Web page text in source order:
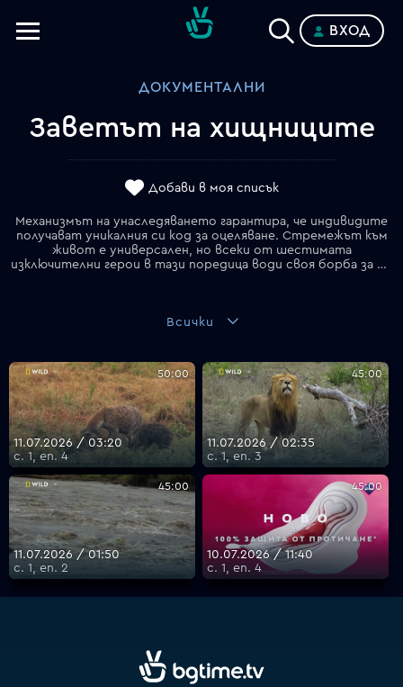
VOYO
ВХОД
ДОКУМЕНТАЛНИ
Заветът на хищниците
Добави в моя списък
Механизмът на унаследяването гарантира, че индивидите
получават уникалния си код за оцеляване. Стремежът към
живот е универсален, но всеки от шестимата
изключителни герои в тази поредица води своя борба за продължаване на рода.
Всички
50:00
11.07.2026 / 03:20
с. 1, еп. 4
45:00
11.07.2026 / 02:35
с. 1, еп. 3
45:00
11.07.2026 / 01:50
с. 1, еп. 2
45:00
10.07.2026 / 11:40
с. 1, еп. 4